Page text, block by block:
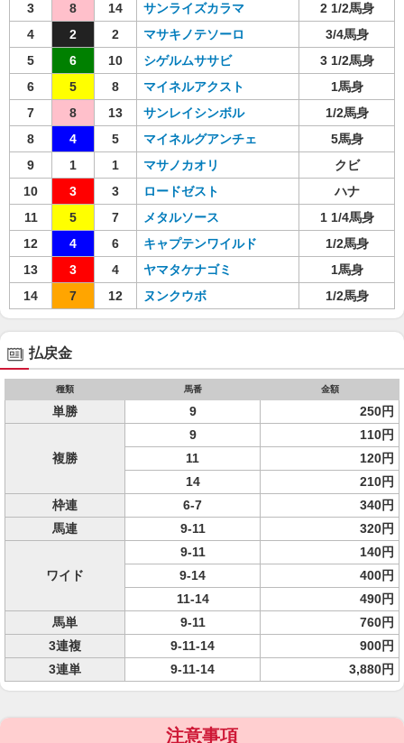
3
8 14 サンライズカラマ
2 1/2馬身
4
2 2 マサキノテソーロ
3/4馬身
5
6 10 シゲルムササビ
3 1/2馬身
6
5 8 マイネルアクスト
1馬身
7
8 13 サンレイシンボル
1/2馬身
8
4 5 マイネルグアンチェ
5馬身
9
1 1 マサノカオリ
クビ
10
3 3 ロードゼスト
ハナ
11
5 7 メタルソース
1 1/4馬身
12
4 6 キャプテンワイルド
1/2馬身
13
3 4 ヤマタケナゴミ
1馬身
14
7 12 ヌンクウボ 1/2馬身
払戻金
種類 馬番 金額
単勝 9 250円
複勝
9
110円
11
120円
14
210円
枠連
6-7
340円
馬連
9-11 320円
ワイド
9-11
140円
9-14
400円
11-14
490円
馬単
9-11
760円
3連複
9-11-14
900円
3連単
9-11-14 3,880円
注意事項